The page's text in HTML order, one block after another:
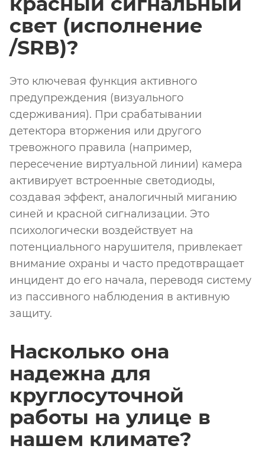
свет (исполнение
/SRB)?
Это ключевая функция активного
предупреждения (визуального
сдерживания). При срабатывании
детектора вторжения или другого
тревожного правила (например,
пересечение виртуальной линии) камера
активирует встроенные светодиоды,
создавая эффект, аналогичный миганию
синей и красной сигнализации. Это
психологически воздействует на
потенциального нарушителя, привлекает
внимание охраны и часто предотвращает
инцидент до его начала, переводя систему
из пассивного наблюдения в активную
защиту.
Насколько она
надежна для
круглосуточной
работы на улице в
нашем климате?